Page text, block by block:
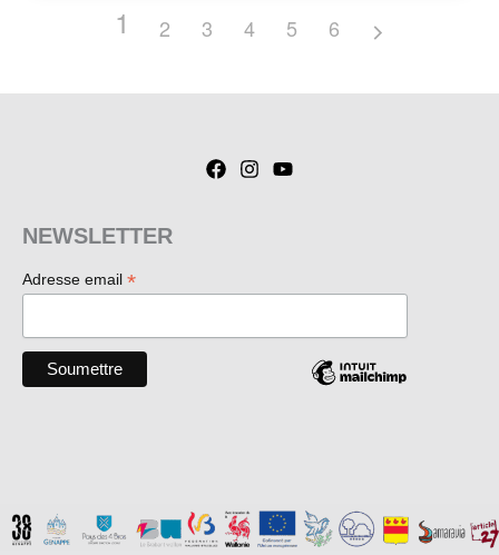
1 2 3 4 5 6
NEWSLETTER
Adresse email *